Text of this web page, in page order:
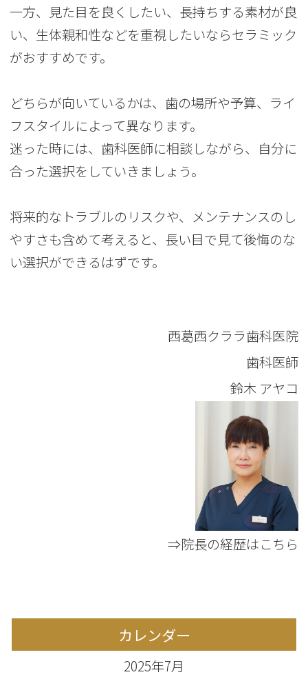
一方、見た目を良くしたい、長持ちする素材が良
い、生体親和性などを重視したいならセラミック
がおすすめです。
どちらが向いているかは、歯の場所や予算、ライ
フスタイルによって異なります。
迷った時には、歯科医師に相談しながら、自分に
合った選択をしていきましょう。
将来的なトラブルのリスクや、メンテナンスのし
やすさも含めて考えると、長い目で見て後悔のな
い選択ができるはずです。
西葛西クララ歯科医院
歯科医師
鈴木 アヤコ
⇒院長の経歴はこちら
カレンダー
2025年7月